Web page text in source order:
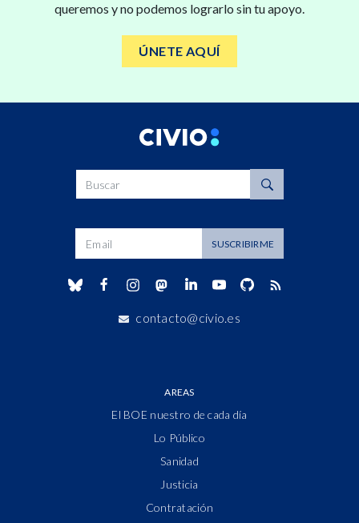
queremos y no podemos lograrlo sin tu apoyo.
ÚNETE AQUÍ
SUSCRIBIRME
contacto@civio.es
AREAS
El BOE nuestro de cada día
Lo Público
Sanidad
Justicia
Contratación